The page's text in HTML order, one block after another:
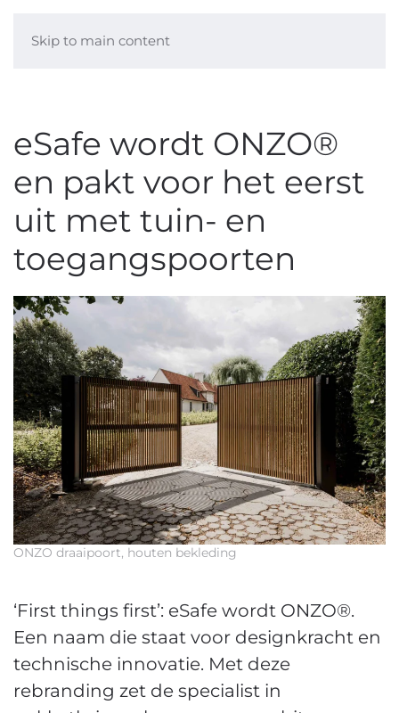
Skip to main content
eSafe wordt ONZO®
en pakt voor het eerst
uit met tuin- en
toegangspoorten
ONZO draaipoort, houten bekleding
‘First things first’: eSafe wordt ONZO®.
Een naam die staat voor designkracht en
technische innovatie. Met deze
rebranding zet de specialist in